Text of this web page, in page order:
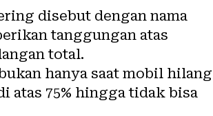
disebut dengan nama
tanggungan atas
total.
hanya saat mobil hilang
atas 75% hingga tidak bisa